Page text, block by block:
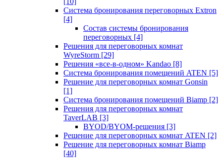
Система бронирования переговорных Extron
[4]
Состав системы бронирования
переговорных [4]
Решения для переговорных комнат
WyreStorm [29]
Решения «все-в-одном» Kandao [8]
Система бронирования помещений ATEN [5]
Решение для переговорных комнат Gonsin
[1]
Система бронирования помещений Biamp [2]
Решения для переговорных комнат
TaverLAB [3]
BYOD/BYOM-решения [3]
Решение для переговорных комнат ATEN [2]
Решение для переговорных комнат Biamp
[40]